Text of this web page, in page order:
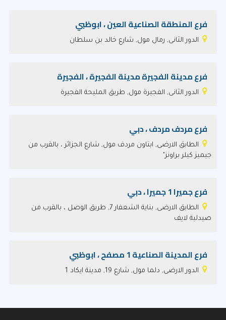
فرع المنطقة الصناعية العين ، ابوظبي
الدور الثانى, رمال مول, شارع خالد بن سلطان
فرع مدينة الفجيرة مدينة الفجيرة ، الفجيرة
الدور الثانى, الفجيرة مول, طريق المليحة الفجيرة
فرع مردف مردف ، دبي
الطابق الارضى, ابتاون مردف مول, شارع الجزائر ، بالقرب من
جيميز كيلر براونز"
فرع جميرا 1 جميرا ، دبي
الطابق الارضى, بناية الشعفار 7, طريق الوصل ، بالقرب من
صيدلية لايف
فرع المدينة الصناعية 1 مصفح ، ابوظبي
الدور الارضى, دلما مول, شارع 19, مدينة ايكاد 1